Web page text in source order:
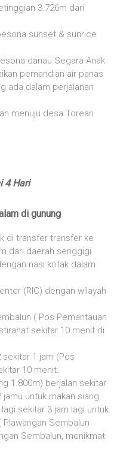
3.726m dari
sunset & sunrice
danau Segara Anak
pemandian air panas
ada dalam perjalanan
menuju desa Torean
4 Hari
di gunung
di transfer transfer ke
dari daerah senggigi
nasi kotak dalam
(RIC) dengan wilayah
( Pos Pemantauan
sekitar 10 menit di
sekitar 1 jam (Pos
10 menit.
1.800m) berjalan sekitar
untuk makan siang.
sekitar 3 jam lagi untuk
Sembalun
Sembalun, menikmat